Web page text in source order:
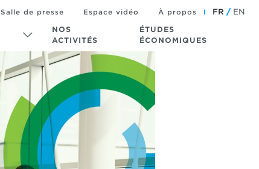
NOS
ACTIVITÉS
ÉTUDES
ÉCONOMIQUES
Salle de presse Espace vidéo À propos FR EN